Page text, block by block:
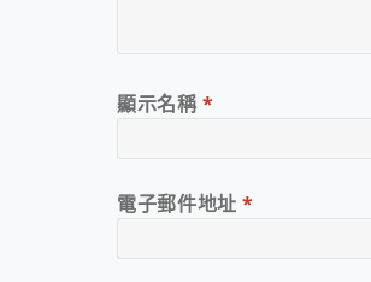
顯示名稱*
電子郵件地址*